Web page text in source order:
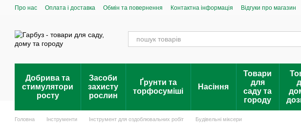
Перейти до основного контенту
Про нас Оплата і доставка Обмін та повернення Контактна інформація Відгуки про магазин
Добрива та
стимулятори
росту
Засоби
захисту
рослин
Ґрунти та
торфосуміші
Насіння
Товари
для
саду та
городу
Головна Інструменти Інструмент для оздоблювальних робіт Будівельні міксери